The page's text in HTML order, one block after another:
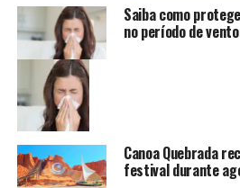
Saiba como
no período de
Canoa Quebrada
festival durante